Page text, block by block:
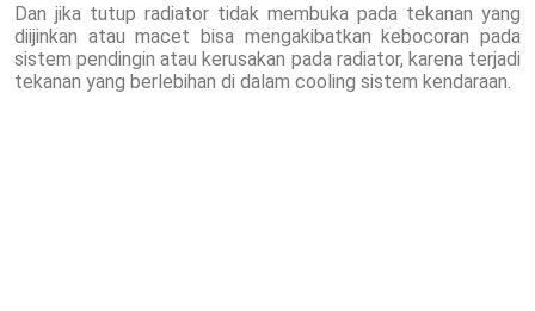
Dan jika tutup radiator tidak membuka pada tekanan yang
diijinkan atau macet bisa mengakibatkan kebocoran pada
sistem pendingin atau kerusakan pada radiator, karena terjadi
tekanan yang berlebihan di dalam cooling sistem kendaraan.